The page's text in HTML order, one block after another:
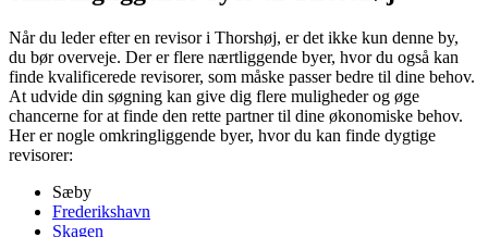
Når du leder efter en revisor i Thorshøj, er det ikke kun denne by,
du bør overveje. Der er flere nærtliggende byer, hvor du også kan
finde kvalificerede revisorer, som måske passer bedre til dine behov.
At udvide din søgning kan give dig flere muligheder og øge
chancerne for at finde den rette partner til dine økonomiske behov.
Her er nogle omkringliggende byer, hvor du kan finde dygtige
revisorer:
Sæby
Frederikshavn
Skagen